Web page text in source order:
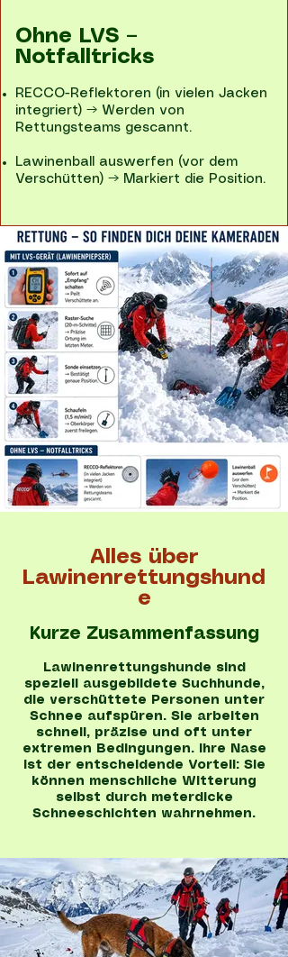
Ohne LVS –
Notfalltricks
RECCO-Reflektoren (in vielen Jacken
integriert) → Werden von
Rettungsteams gescannt.
Lawinenball auswerfen (vor dem
Verschütten) → Markiert die Position.
Alles über
Lawinenrettungshund
e
Kurze Zusammenfassung
Lawinenrettungshunde sind
speziell ausgebildete Suchhunde,
die verschüttete Personen unter
Schnee aufspüren. Sie arbeiten
schnell, präzise und oft unter
extremen Bedingungen. Ihre Nase
ist der entscheidende Vorteil: Sie
können menschliche Witterung
selbst durch meterdicke
Schneeschichten wahrnehmen.